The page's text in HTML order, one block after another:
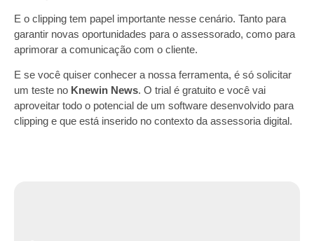
E o clipping tem papel importante nesse cenário. Tanto para
garantir novas oportunidades para o assessorado, como para
aprimorar a comunicação com o cliente.
E se você quiser conhecer a nossa ferramenta, é só solicitar
um teste no Knewin News. O trial é gratuito e você vai
aproveitar todo o potencial de um software desenvolvido para
clipping e que está inserido no contexto da assessoria digital.